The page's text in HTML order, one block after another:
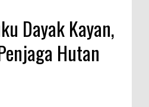
Dayak Kayan,
Hutan